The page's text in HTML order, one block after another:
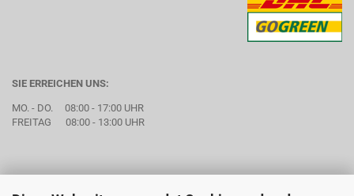
SIE ERREICHEN UNS:
MO. - DO. 08:00 - 17:00 UHR
FREITAG 08:00 - 13:00 UHR